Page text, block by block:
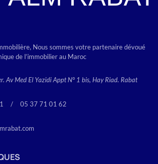
Nous sommes votre partenaire dévoué
de l’immobilier au Maroc
Av Med El Yazidi Appt N° 1 bis, Hay Riad. Rabat
/ 05 37 71 01 62